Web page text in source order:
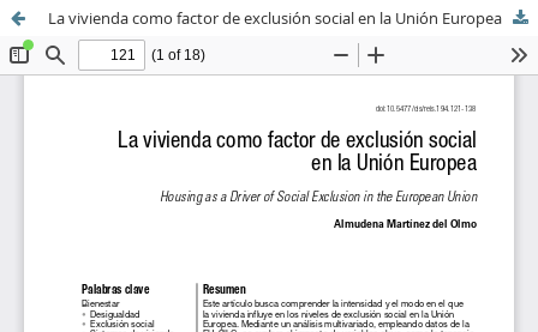
La vivienda como factor de exclusión social en la Unión Europea